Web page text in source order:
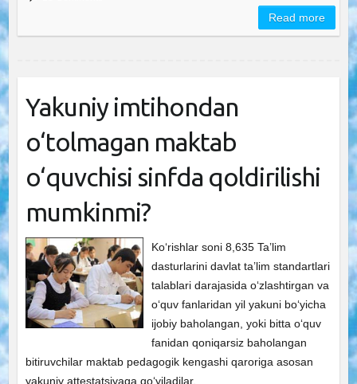
Read more
Yakuniy imtihondan
o‘tolmagan maktab
o‘quvchisi sinfda qoldirilishi
mumkinmi?
Ko‘rishlar soni 8,635 Ta’lim
dasturlarini davlat ta’lim standartlari
talablari darajasida o‘zlashtirgan va
o‘quv fanlaridan yil yakuni bo‘yicha
ijobiy baholangan, yoki bitta o‘quv
fanidan qoniqarsiz baholangan
bitiruvchilar maktab pedagogik kengashi qaroriga asosan
yakuniy attestatsiyaga qo‘yiladilar.